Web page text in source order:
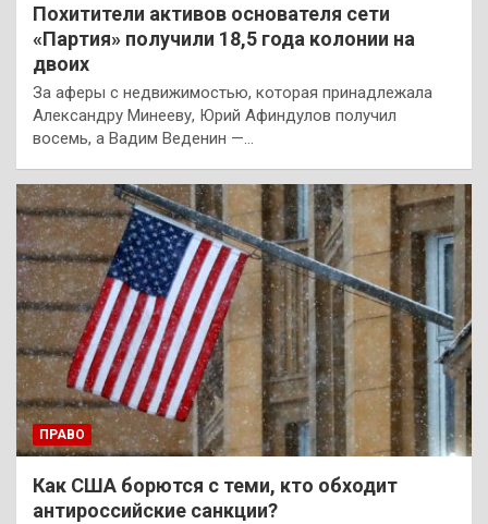
Похитители активов основателя сети
«Партия» получили 18,5 года колонии на
двоих
За аферы с недвижимостью, которая принадлежала
Александру Минееву, Юрий Афиндулов получил
восемь, а Вадим Веденин —…
ПРАВО
Как США борются с теми, кто обходит
антироссийские санкции?